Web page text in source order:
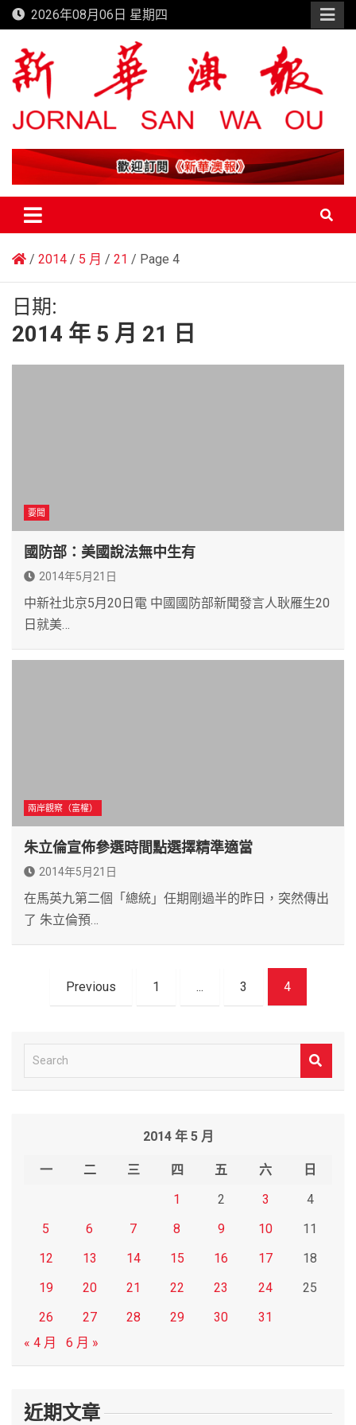
Skip
to
content
2026年08月06日 星期四
新華澳報
2014 5 月 21 Page 4
日期:
2014 年 5 月 21 日
要聞
國防部：美國說法無中生有
2014年5月21日
中新社北京5月20日電 中國國防部新聞發言人耿雁生20
日就美…
兩岸觀察（富權）
朱立倫宣佈參選時間點選擇精準適當
2014年5月21日
在馬英九第二個「總統」任期剛過半的昨日，突然傳出
了 朱立倫預…
Previous 1 ... 3 4
e
2014 年 5 月
一 二 三 四 五 六
日
1
2 3
4
5
6 7 8 9 10
11
12
13 14 15 16 17
18
19
20 21 22 23 24
25
26
27 28 29 30
31
« 4 月
6 月 »
近期文章